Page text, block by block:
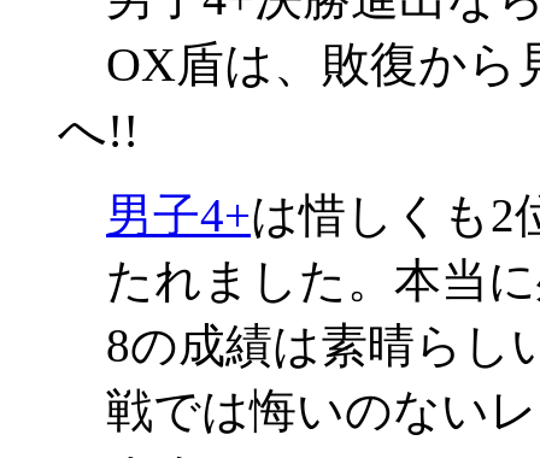
OX盾は、敗復から
へ!!
男子4+は惜しくも2
たれました。本当
8の成績は素晴らし
戦では悔いのない